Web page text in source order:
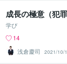
成長の極意（犯
学び
14
浅倉慶司
2021/10/